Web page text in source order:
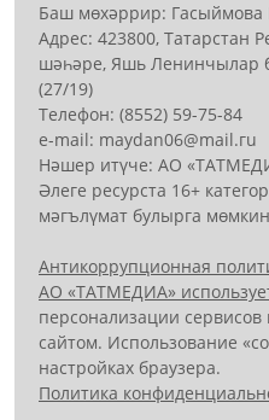
Баш мөхәррир: Гасыймова
Адрес: 423800, Татарстан
шәһәре, Яшь Ленинчылар
(27/19)
Телефон: (8552) 59-75-84
е-mail: mауdаn06@mail.гu
Нәшер итүче: АО
Әлеге ресурста 16+
мәгълүмат булырга
Антикоррупционная
АО «ТАТМЕДИА»
персонализации сервисов
сайтом. Использование
настройках браузера.
Политика